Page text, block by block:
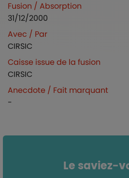
Fusion / Absorption
31/12/2000
Avec / Par
CIRSIC
Caisse issue de la fusion
CIRSIC
Anecdote / Fait marquant
-
Le saviez-